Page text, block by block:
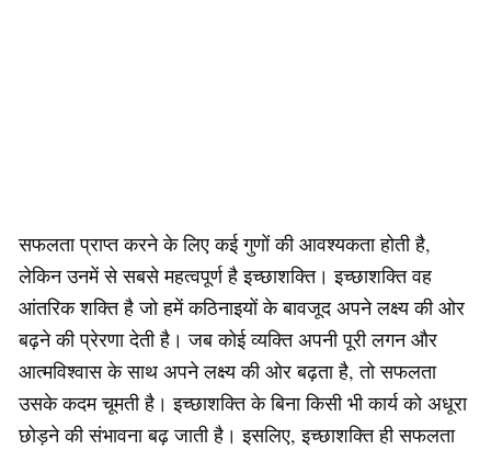
सफलता प्राप्त करने के लिए कई गुणों की आवश्यकता होती है,
लेकिन उनमें से सबसे महत्वपूर्ण है इच्छाशक्ति। इच्छाशक्ति वह
आंतरिक शक्ति है जो हमें कठिनाइयों के बावजूद अपने लक्ष्य की ओर
बढ़ने की प्रेरणा देती है। जब कोई व्यक्ति अपनी पूरी लगन और
आत्मविश्वास के साथ अपने लक्ष्य की ओर बढ़ता है, तो सफलता
उसके कदम चूमती है। इच्छाशक्ति के बिना किसी भी कार्य को अधूरा
छोड़ने की संभावना बढ़ जाती है। इसलिए, इच्छाशक्ति ही सफलता